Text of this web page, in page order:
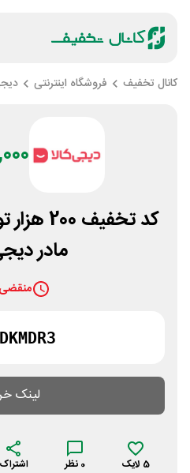
کانال تخفیف فروشگاه اینترنتی
کد
مادر
DKMDR3
لینک
5 لایک 0 نظر اشتراک